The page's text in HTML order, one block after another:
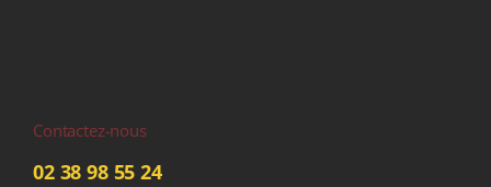
Contactez-nous
02 38 98 55 24